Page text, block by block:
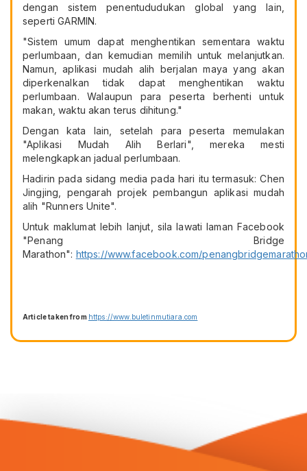
dengan sistem penentududukan global yang lain,
seperti GARMIN.
"Sistem umum dapat menghentikan sementara waktu
perlumbaan, dan kemudian memilih untuk melanjutkan.
Namun, aplikasi mudah alih berjalan maya yang akan
diperkenalkan tidak dapat menghentikan waktu
perlumbaan. Walaupun para peserta berhenti untuk
makan, waktu akan terus dihitung."
Dengan kata lain, setelah para peserta memulakan
"Aplikasi Mudah Alih Berlari", mereka mesti
melengkapkan jadual perlumbaan.
Hadirin pada sidang media pada hari itu termasuk: Chen
Jingjing, pengarah projek pembangun aplikasi mudah
alih "Runners Unite".
Untuk maklumat lebih lanjut, sila lawati laman Facebook
"Penang Bridge
Marathon": https://www.facebook.com/
Article taken from https://www.buletinmutiara.com